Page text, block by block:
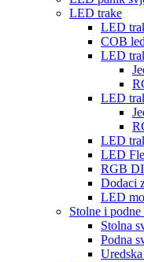
LED trake
LED
COB
LED
LED
LED
LED
RGB
Dodaci
LED
Stolne i
Stolna
Podna